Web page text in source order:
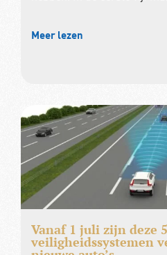
Meer lezen
Vanaf 1 juli zijn deze
veiligheidssystemen